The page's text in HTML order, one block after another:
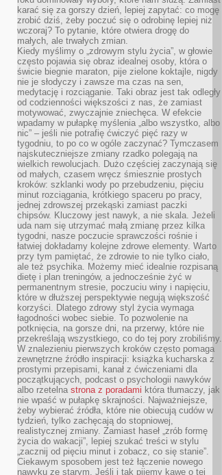
karać się za gorszy dzień, lepiej zapytać: co mogę
zrobić dziś, żeby poczuć się o odrobinę lepiej niż
wczoraj? To pytanie, które otwiera drogę do
małych, ale trwałych zmian.
Kiedy myślimy o „zdrowym stylu życia”, w głowie
często pojawia się obraz idealnej osoby, która o
świcie biegnie maraton, pije zielone koktajle, nigdy
nie je słodyczy i zawsze ma czas na sen,
medytację i rozciąganie. Taki obraz jest tak odległy
od codzienności większości z nas, że zamiast
motywować, zwyczajnie zniechęca. W efekcie
wpadamy w pułapkę myślenia „albo wszystko, albo
nic” – jeśli nie potrafię ćwiczyć pięć razy w
tygodniu, to po co w ogóle zaczynać? Tymczasem
najskuteczniejsze zmiany rzadko polegają na
wielkich rewolucjach. Dużo częściej zaczynają się
od małych, czasem wręcz śmiesznie prostych
kroków: szklanki wody po przebudzeniu, pięciu
minut rozciągania, krótkiego spaceru po pracy,
jednej zdrowszej przekąski zamiast paczki
chipsów. Kluczowy jest nawyk, a nie skala. Jeżeli
uda nam się utrzymać małą zmianę przez kilka
tygodni, nasze poczucie sprawczości rośnie i
łatwiej dokładamy kolejne zdrowe elementy. Warto
przy tym pamiętać, że zdrowie to nie tylko ciało,
ale też psychika. Możemy mieć idealnie rozpisaną
dietę i plan treningów, a jednocześnie żyć w
permanentnym stresie, poczuciu winy i napięciu,
które w dłuższej perspektywie negują większość
korzyści. Dlatego zdrowy styl życia wymaga
łagodności wobec siebie. To pozwolenie na
potknięcia, na gorsze dni, na przerwy, które nie
przekreślają wszystkiego, co do tej pory zrobiliśmy.
W znalezieniu pierwszych kroków często pomaga
zewnętrzne źródło inspiracji: książka kucharska z
prostymi przepisami, kanał z ćwiczeniami dla
początkujących, podcast o psychologii nawyków
albo rzetelna strona z poradami która tłumaczy, jak
nie wpaść w pułapkę skrajności. Najważniejsze,
żeby wybierać źródła, które nie obiecują cudów w
tydzień, tylko zachęcają do stopniowej,
realistycznej zmiany. Zamiast haseł „zrób formę
życia do wakacji”, lepiej szukać treści w stylu
„zacznij od pięciu minut i zobacz, co się stanie”.
Ciekawym sposobem jest też łączenie nowego
nawyku ze starym. Jeśli i tak pijemy kawę o tej